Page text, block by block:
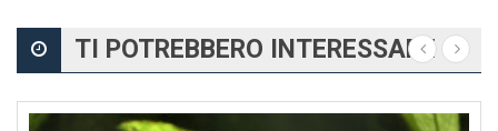
TI POTREBBERO INTERESSARE